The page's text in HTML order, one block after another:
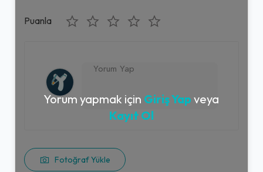
Puanla
Fotoğraf Yükle
Yorum yapmak için Giriş Yap veya
Kayıt Ol